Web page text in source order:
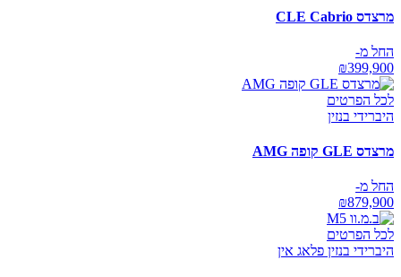
מרצדס CLE Cabrio
החל מ-
₪399,900
לכל הפרטים
היברידי בנזין
מרצדס GLE קופה AMG
החל מ-
₪879,900
לכל הפרטים
היברידי בנזין פלאג אין